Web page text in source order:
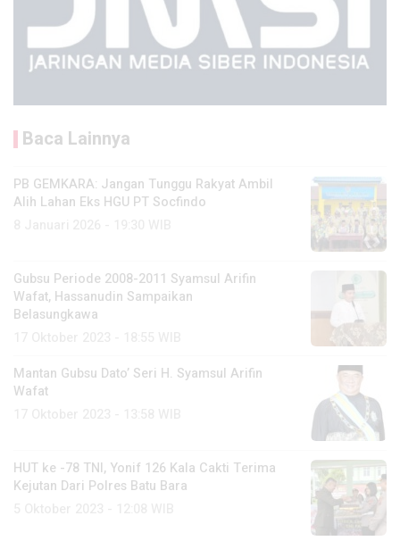
Baca Lainnya
PB GEMKARA: Jangan Tunggu Rakyat Ambil
Alih Lahan Eks HGU PT Socfindo
Gubsu Periode 2008-2011 Syamsul Arifin
Wafat, Hassanudin Sampaikan
Belasungkawa
Mantan Gubsu Dato’ Seri H. Syamsul Arifin
Wafat
HUT ke -78 TNI, Yonif 126 Kala Cakti Terima
Kejutan Dari Polres Batu Bara